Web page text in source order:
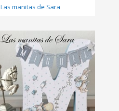
Las manitas de Sara